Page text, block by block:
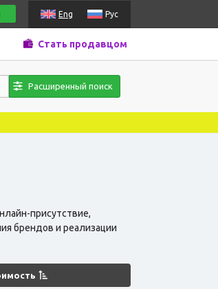
Eng Рус
Стать продавцом
Расширенный поиск
присутствие,
брендов и реализации